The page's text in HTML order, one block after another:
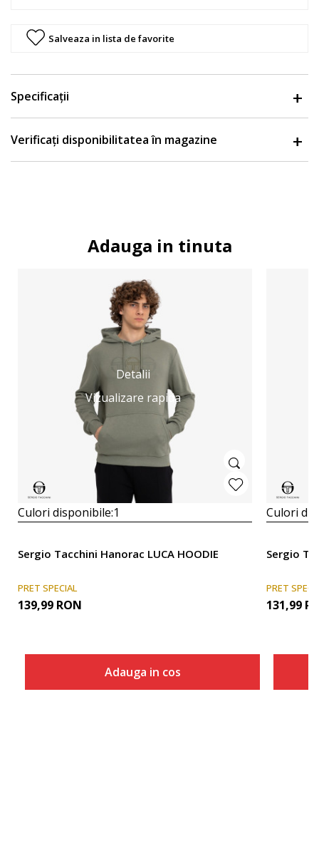
Salveaza in lista de favorite
Specificații
Verificați disponibilitatea în magazine
Adauga in tinuta
Detalii
Vizualizare rapida
Culori disponibile:1
Sergio Tacchini Hanorac LUCA HOODIE
PRET SPECIAL
139,99 RON
Adauga in cos
Culori
Sergio
PRET
131,99